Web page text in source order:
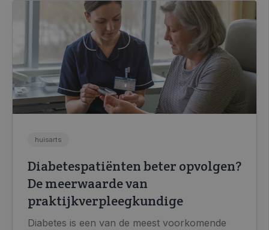
huisarts
Diabetespatiënten beter opvolgen?
De meerwaarde van
praktijkverpleegkundige
Diabetes is een van de meest voorkomende